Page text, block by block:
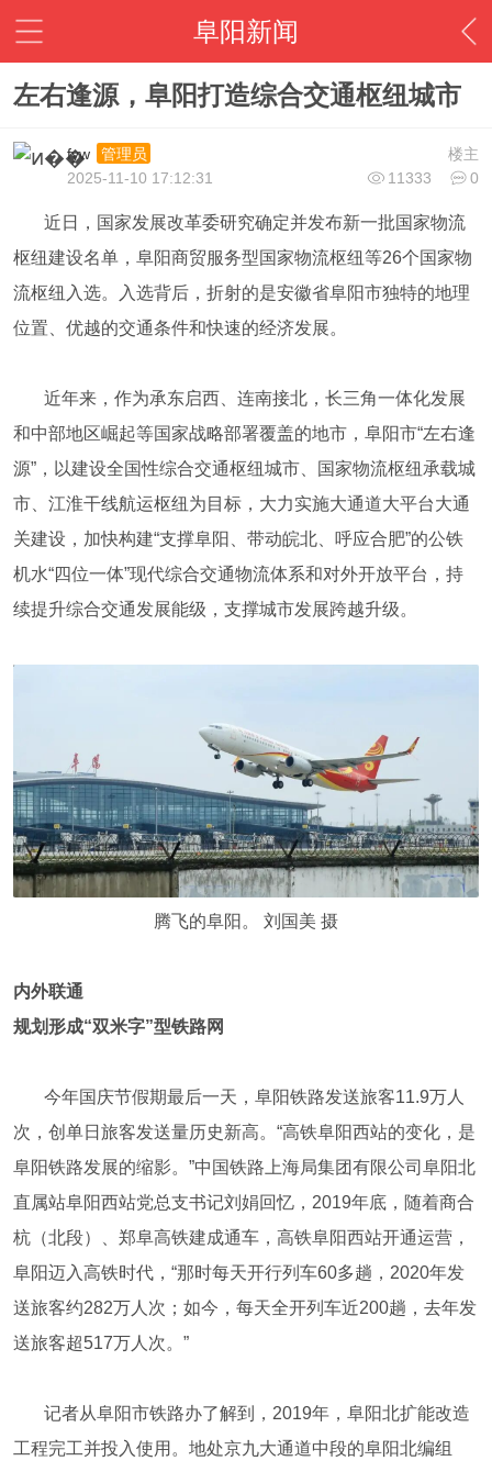
阜阳新闻
左右逢源，阜阳打造综合交通枢纽城市
楼主
fyw
管理员
11333
0
2025-11-10 17:12:31
近日，国家发展改革委研究确定并发布新一批国家物流
枢纽建设名单，阜阳商贸服务型国家物流枢纽等26个国家物
流枢纽入选。入选背后，折射的是安徽省阜阳市独特的地理
位置、优越的交通条件和快速的经济发展。
近年来，作为承东启西、连南接北，长三角一体化发展
和中部地区崛起等国家战略部署覆盖的地市，阜阳市“左右逢
源”，以建设全国性综合交通枢纽城市、国家物流枢纽承载城
市、江淮干线航运枢纽为目标，大力实施大通道大平台大通
关建设，加快构建“支撑阜阳、带动皖北、呼应合肥”的公铁
机水“四位一体”现代综合交通物流体系和对外开放平台，持
续提升综合交通发展能级，支撑城市发展跨越升级。
腾飞的阜阳。 刘国美 摄
内外联通
规划形成“双米字”型铁路网
今年国庆节假期最后一天，阜阳铁路发送旅客11.9万人
次，创单日旅客发送量历史新高。“高铁阜阳西站的变化，是
阜阳铁路发展的缩影。”中国铁路上海局集团有限公司阜阳北
直属站阜阳西站党总支书记刘娟回忆，2019年底，随着商合
杭（北段）、郑阜高铁建成通车，高铁阜阳西站开通运营，
阜阳迈入高铁时代，“那时每天开行列车60多趟，2020年发
送旅客约282万人次；如今，每天全开列车近200趟，去年发
送旅客超517万人次。”
记者从阜阳市铁路办了解到，2019年，阜阳北扩能改造
工程完工并投入使用。地处京九大通道中段的阜阳北编组